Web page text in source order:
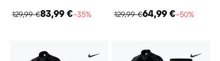
129,99 €83,99 €−35%
129,99 €64,99 €−50%